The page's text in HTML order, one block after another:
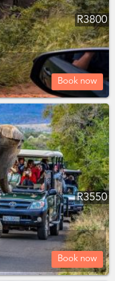
R3800
Book now
R3550
Book now